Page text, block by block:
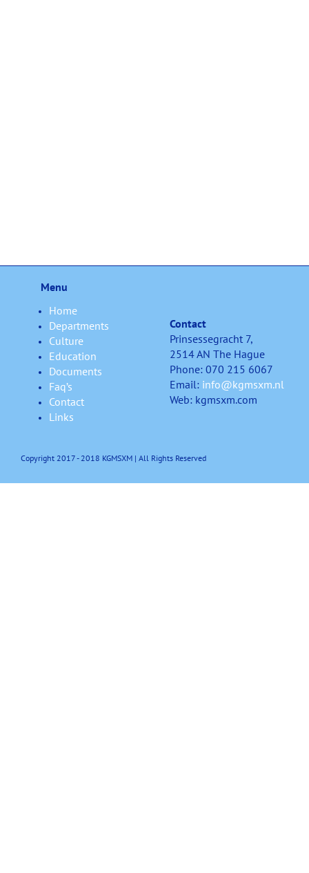
Menu
Home
Departments
Culture
Education
Documents
Faq’s
Contact
Links
Contact
Prinsessegracht 7,
2514 AN The Hague
Phone: 070 215 6067
Email: info@kgmsxm.nl
Web: kgmsxm.com
Copyright 2017 - 2018 KGMSXM | All Rights Reserved